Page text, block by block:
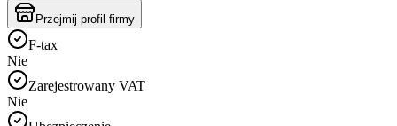
Przejmij profil firmy
F-tax
Nie
Zarejestrowany VAT
Nie